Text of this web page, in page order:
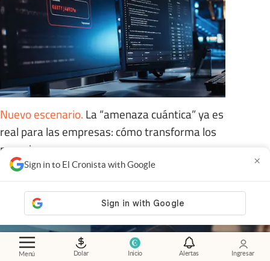
Menú Dolar Inicio Alertas Ingresar
Sign in to El Cronista with Google ×
Nuevo escenario. La “amenaza cuántica” ya es
real para las empresas: cómo transforma los
negocios
Adrián Mansilla